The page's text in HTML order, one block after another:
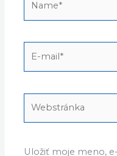
Uložiť moje meno,